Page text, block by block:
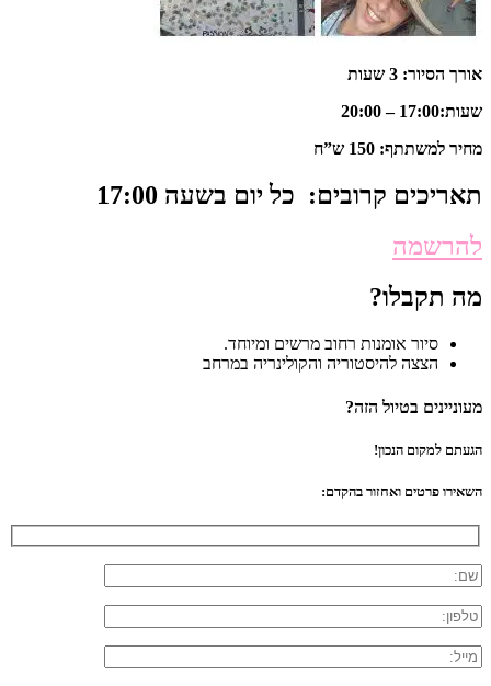
אורך הסיור: 3 שעות
שעות:17:00 – 20:00
מחיר למשתתף: 150 ש”ח
תאריכים קרובים: כל יום בשעה 17:00
להרשמה
מה תקבלו?
סיור אומנות רחוב מרשים ומיוחד.
הצצה להיסטוריה והקולינריה במרחב
מעוניינים בטיול הזה?
הגעתם למקום הנכון!
השאירו פרטים ואחזור בהקדם: